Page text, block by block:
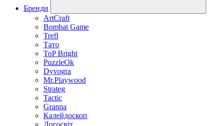
Бренди
ArtCraft
Bombat Game
Trefl
Тато
ToP Bright
PuzzleOk
Dyvogra
Mr.Playwood
Strateg
Tactic
Granna
Калейдоскоп
Логосвіт